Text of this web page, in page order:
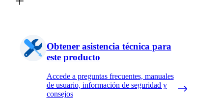
Obtener asistencia técnica para
este producto
Accede a preguntas frecuentes, manuales
de usuario, información de seguridad y
consejos